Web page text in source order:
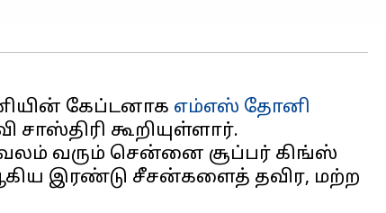
கேப்டனாக எம்எஸ் தோனி
கூறியுள்ளார்.
வரும் சென்னை சூப்பர் கிங்ஸ்
இரண்டு சீசன்களைத் தவிர, மற்ற